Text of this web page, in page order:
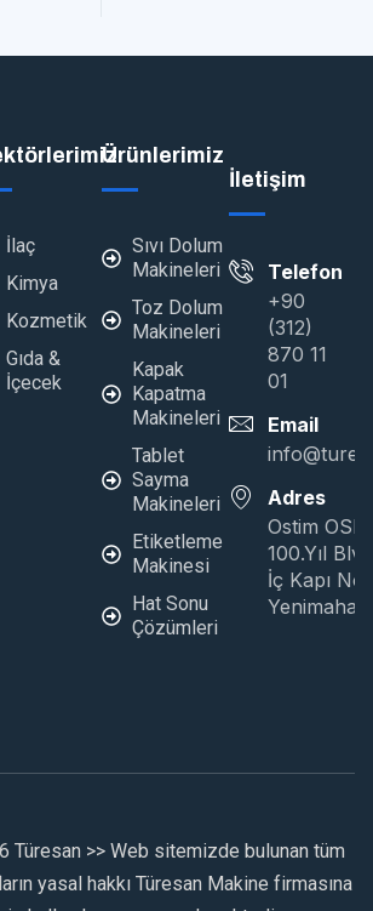
İlaç
Kimya
Kozmetik
Gıda &
İçecek
Ürünlerimiz
Sıvı Dolum
Makineleri
Toz Dolum
Makineleri
Kapak
Kapatma
Makineleri
Tablet
Sayma
Makineleri
Etiketleme
Makinesi
Hat Sonu
Çözümleri
İletişim
Telefon
+90
(312)
870 11
01
Email
Adres
Ostim OSB
100.Yıl
İç Kapı
Türesan >> Web sitemizde bulunan tüm
yasal hakkı Türesan Makine firmasına